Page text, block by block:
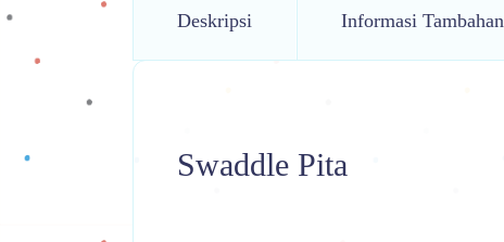
Deskripsi Informasi Tambahan
Swaddle Pita